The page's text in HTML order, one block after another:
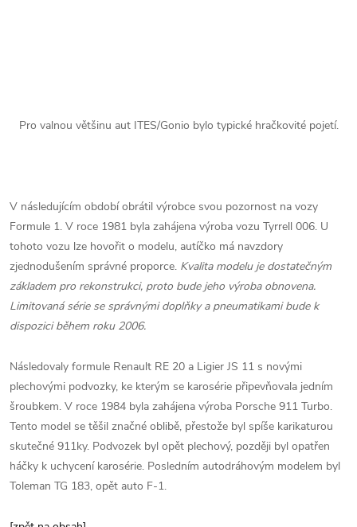
Pro valnou většinu aut ITES/Gonio bylo typické hračkovité pojetí.
V následujícím období obrátil výrobce svou pozornost na vozy
Formule 1. V roce 1981 byla zahájena výroba vozu Tyrrell 006. U
tohoto vozu lze hovořit o modelu, autíčko má navzdory
zjednodušením správné proporce. Kvalita modelu je dostatečným
základem pro rekonstrukci, proto bude jeho výroba obnovena.
Limitovaná série se správnými doplňky a pneumatikami bude k
dispozici během roku 2006.
Následovaly formule Renault RE 20 a Ligier JS 11 s novými
plechovými podvozky, ke kterým se karosérie připevňovala jedním
šroubkem. V roce 1984 byla zahájena výroba Porsche 911 Turbo.
Tento model se těšil značné oblibě, přestože byl spíše karikaturou
skutečné 911ky. Podvozek byl opět plechový, později byl opatřen
háčky k uchycení karosérie. Posledním autodráhovým modelem byl
Toleman TG 183, opět auto F-1.